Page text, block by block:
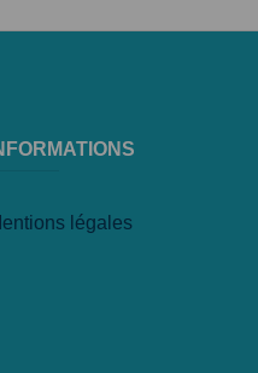
légales